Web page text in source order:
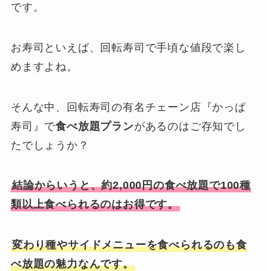
です。
お寿司といえば、回転寿司で手頃な値段で楽し
めますよね。
そんな中、回転寿司の有名チェーン店『かっぱ
寿司』で食べ放題プランがあるのはご存知でし
たでしょうか？
結論からいうと、約2,000円の食べ放題で100種
類以上食べられるのはお得です。
変わり種やサイドメニューを食べられるのも食
べ放題の魅力なんです。